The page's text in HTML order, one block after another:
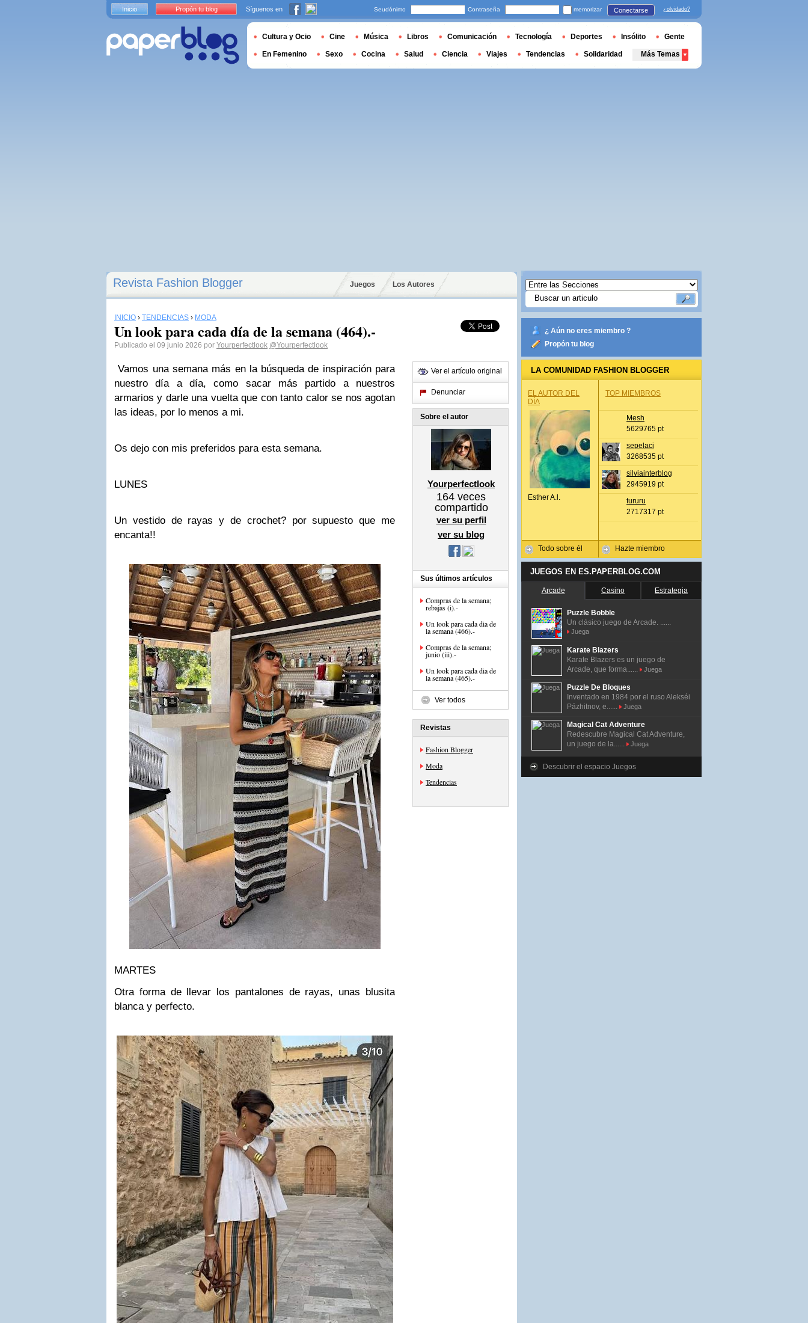
Revista Fashion Blogger Juegos Los Autores
INICIO › TENDENCIAS › MODA
Un look para cada día de la semana (464).-
Publicado el 09 junio 2026 por Yourperfectlook @Yourperfectlook
Vamos una semana más en la búsqueda de inspiración para
nuestro día a día, como sacar más partido a nuestros
armarios y darle una vuelta que con tanto calor se nos agotan
las ideas, por lo menos a mi.
Os dejo con mis preferidos para esta semana.
LUNES
Un vestido de rayas y de crochet? por supuesto que me
encanta!!
MARTES
Otra forma de llevar los pantalones de rayas, unas blusita
blanca y perfecto.
Ver el artículo original
Denunciar
Sobre el autor
Yourperfectlook
164 veces
compartido
ver su perfil
ver su blog
Sus últimos artículos
Compras de la semana;
rebajas (i).-
Un look para cada dia de
la semana (466).-
Compras de la semana;
junio (iii).-
Un look para cada dia de
la semana (465).-
Ver todos
Revistas
Fashion Blogger
Moda
Tendencias
¿ Aún no eres miembro ?
Propón tu blog
LA COMUNIDAD FASHION BLOGGER
EL AUTOR DEL
DÍA
Esther A.l.
Todo sobre él
TOP MIEMBROS
Mesh
5629765 pt
sepelaci
3268535 pt
silviainterblog
2945919 pt
tururu
2717317 pt
Hazte miembro
JUEGOS EN ES.PAPERBLOG.COM
Arcade Casino Estrategia
Puzzle Bobble
Un clásico juego de Arcade. ......
Juega
Karate Blazers
Karate Blazers es un juego de
Arcade, que forma......
Juega
Puzzle De Bloques
Inventado en 1984 por el ruso Alekséi
Pázhitnov, e......
Juega
Magical Cat Adventure
Redescubre Magical Cat Adventure,
un juego de la......
Juega
Descubrir el espacio Juegos
Inicio Propón tu blog Síguenos en Seudónimo Contraseña memorizar Conectarse ¿olvidado?
Cultura y Ocio Cine Música Libros Comunicación Tecnología Deportes Insólito Gente
En Femenino Sexo Cocina Salud Ciencia Viajes Tendencias Solidaridad Más Temas